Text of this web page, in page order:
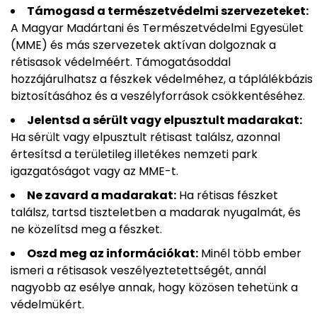
Támogasd a természetvédelmi szervezeteket:
A Magyar Madártani és Természetvédelmi Egyesület
(MME) és más szervezetek aktívan dolgoznak a
rétisasok védelméért. Támogatásoddal
hozzájárulhatsz a fészkek védelméhez, a táplálékbázis
biztosításához és a veszélyforrások csökkentéséhez.
Jelentsd a sérült vagy elpusztult madarakat:
Ha sérült vagy elpusztult rétisast találsz, azonnal
értesítsd a területileg illetékes nemzeti park
igazgatóságot vagy az MME-t.
Ne zavard a madarakat: Ha rétisas fészket
találsz, tartsd tiszteletben a madarak nyugalmát, és
ne közelítsd meg a fészket.
Oszd meg az információkat: Minél több ember
ismeri a rétisasok veszélyeztetettségét, annál
nagyobb az esélye annak, hogy közösen tehetünk a
védelmükért.